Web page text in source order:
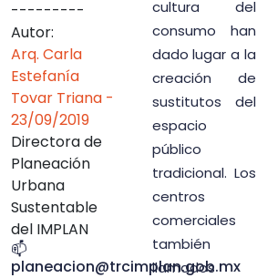
---------
Autor:
Arq. Carla
Estefanía
Tovar Triana -
23/09/2019
Directora de
Planeación
Urbana
Sustentable
del IMPLAN
📫
planeacion@trcimplan.gob.mx
cultura del
consumo han
dado lugar a la
creación de
sustitutos del
espacio
público
tradicional. Los
centros
comerciales
también
llamados